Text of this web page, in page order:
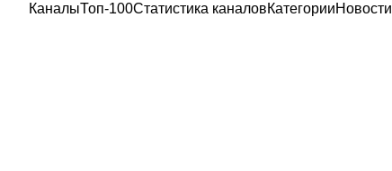
КаналыТоп-100Статистика каналовКатегорииНовости